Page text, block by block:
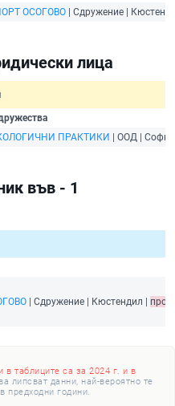
ОСОГОВО | Сдружение |
лица
ПРАКТИКИ | ООД |
във - 1
| Сдружение | Кюстендил |
в таблиците са за 2024 г. и в
липсват данни, най-вероятно те
предходни години.